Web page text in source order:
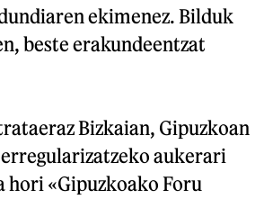
ekimenez. Bilduk
beste erakundeentzat
Bizkaian, Gipuzkoan
aukerari
hori «Gipuzkoako Foru